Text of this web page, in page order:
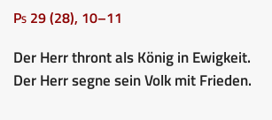
Ps 29 (28), 10–11
Der Herr thront als König in Ewigkeit.
Der Herr segne sein Volk mit Frieden.